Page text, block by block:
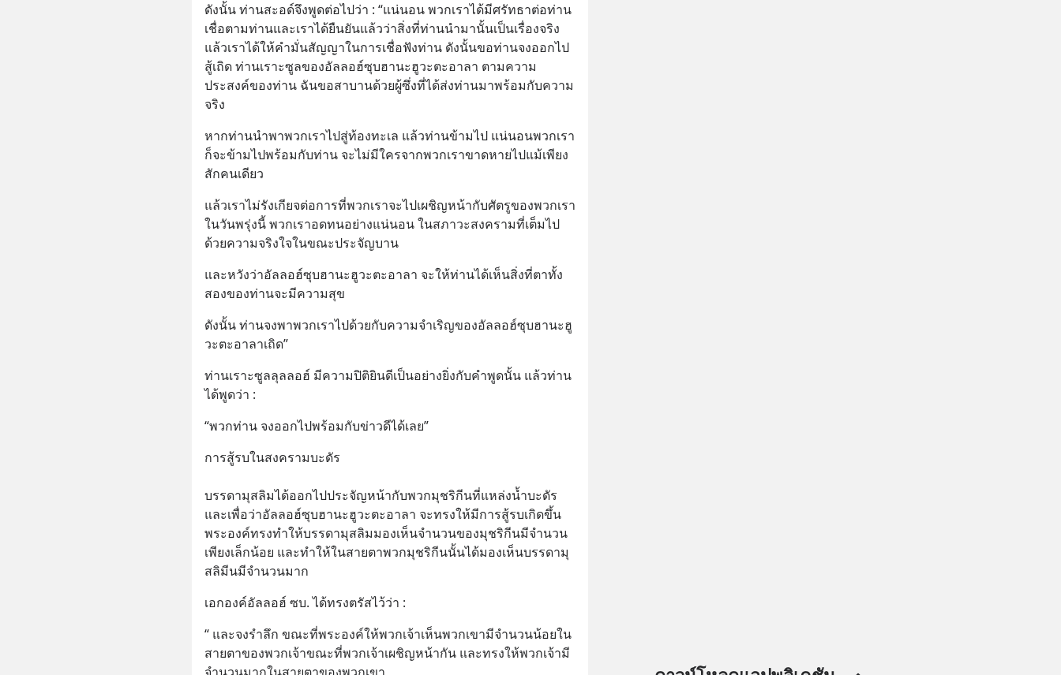
ดังนั้น ท่านสะอด์จึงพูดต่อไปว่า : “แน่นอน พวกเราได้มีศรัทธาต่อท่าน
เชื่อตามท่านและเราได้ยืนยันแล้วว่าสิ่งที่ท่านนำมานั้นเป็นเรื่องจริง
แล้วเราได้ให้คำมั่นสัญญาในการเชื่อฟังท่าน ดังนั้นขอท่านจงออกไป
สู้เถิด ท่านเราะซูลของอัลลอฮ์ซุบฮานะฮูวะตะอาลา ตามความ
ประสงค์ของท่าน ฉันขอสาบานด้วยผู้ซึ่งที่ได้ส่งท่านมาพร้อมกับความ
จริง
หากท่านนำพาพวกเราไปสู่ท้องทะเล แล้วท่านข้ามไป แน่นอนพวกเรา
ก็จะข้ามไปพร้อมกับท่าน จะไม่มีใครจากพวกเราขาดหายไปแม้เพียง
สักคนเดียว
แล้วเราไม่รังเกียจต่อการที่พวกเราจะไปเผชิญหน้ากับศัตรูของพวกเรา
ในวันพรุ่งนี้ พวกเราอดทนอย่างแน่นอน ในสภาวะสงครามที่เต็มไป
ด้วยความจริงใจในขณะประจัญบาน
และหวังว่าอัลลอฮ์ซุบฮานะฮูวะตะอาลา จะให้ท่านได้เห็นสิ่งที่ตาทั้ง
สองของท่านจะมีความสุข
ดังนั้น ท่านจงพาพวกเราไปด้วยกับความจำเริญของอัลลอฮ์ซุบฮานะฮู
วะตะอาลาเถิด”
ท่านเราะซูลลุลลอฮ์ มีความปิติยินดีเป็นอย่างยิ่งกับคำพูดนั้น แล้วท่าน
ได้พูดว่า :
“พวกท่าน จงออกไปพร้อมกับข่าวดีได้เลย”
การสู้รบในสงครามบะดัร
บรรดามุสลิมได้ออกไปประจัญหน้ากับพวกมุชริกีนที่แหล่งน้ำบะดัร
และเพื่อว่าอัลลอฮ์ซุบฮานะฮูวะตะอาลา จะทรงให้มีการสู้รบเกิดขึ้น
พระองค์ทรงทำให้บรรดามุสลิมมองเห็นจำนวนของมุชริกีนมีจำนวน
เพียงเล็กน้อย และทำให้ในสายตาพวกมุชริกีนนั้นได้มองเห็นบรรดามุ
สลิมีนมีจำนวนมาก
เอกองค์อัลลอฮ์ ซบ. ได้ทรงตรัสไว้ว่า :
“ และจงรำลึก ขณะที่พระองค์ให้พวกเจ้าเห็นพวกเขามีจำนวนน้อยใน
สายตาของพวกเจ้าขณะที่พวกเจ้าเผชิญหน้ากัน และทรงให้พวกเจ้ามี